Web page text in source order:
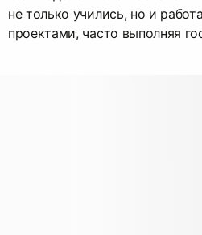
не только учились, но и
проектами, часто выполняя